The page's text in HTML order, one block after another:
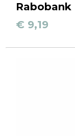
Rabobank
€ 9,19